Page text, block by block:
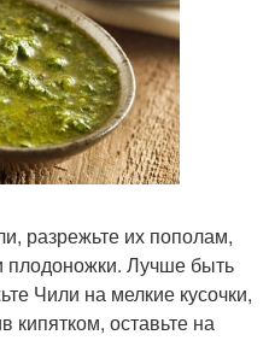
разрежьте их пополам,
плодоножки. Лучше быть
Чили на мелкие кусочки,
кипятком, оставьте на